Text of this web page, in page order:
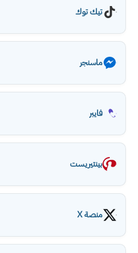
تيك توك
ماسنجر
فايبر
بينتيريست
منصة X